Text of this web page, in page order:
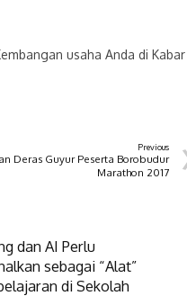
usaha Anda di Kabar
Previous
Deras Guyur Peserta Borobudur
Marathon 2017
dan AI Perlu
sebagai “Alat”
di Sekolah